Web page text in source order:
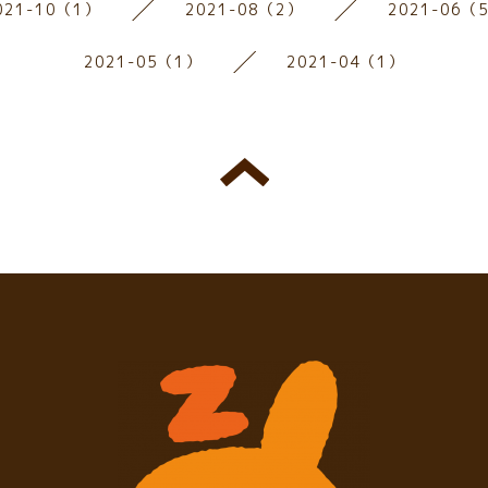
10（1） 2021-08（2） 2021-06（
2021-05（1） 2021-04（1）